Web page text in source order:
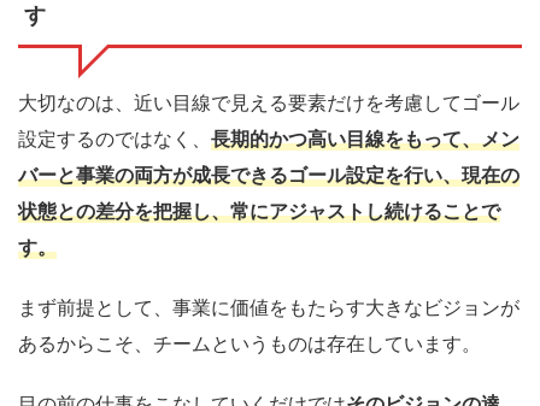
す
大切なのは、近い目線で見える要素だけを考慮してゴール
設定するのではなく、 長期的かつ高い目線をもって、メン
バーと事業の両方が成長できるゴール設定を行い、現在の
状態との差分を把握し、常にアジャストし続けることで
す。
まず前提として、事業に価値をもたらす大きなビジョンが
あるからこそ、チームというものは存在しています。